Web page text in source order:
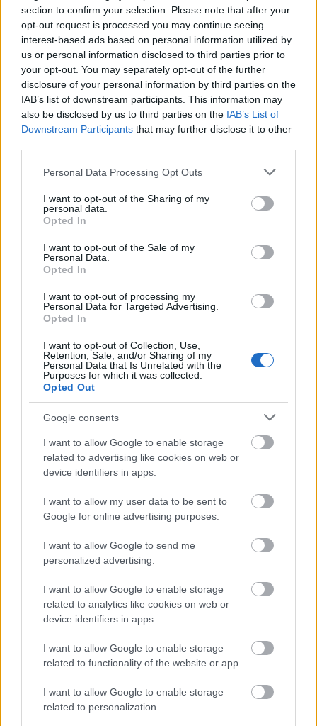
section to confirm your selection. Please note that after your
opt-out request is processed you may continue seeing
interest-based ads based on personal information utilized by
us or personal information disclosed to third parties prior to
your opt-out. You may separately opt-out of the further
disclosure of your personal information by third parties on the
IAB’s list of downstream participants. This information may
also be disclosed by us to third parties on the IAB’s List of
Downstream Participants that may further disclose it to other
Please note that this website/app uses one or more Google
not limited to your visit or usage behaviour. You may click to
grant or deny consent to Google and its third-party tags to
use your data for below specified purposes in below Google
consent section.
Personal Data Processing Opt Outs
I want to opt-out of the Sharing of my
personal data.
Opted In
I want to opt-out of the Sale of my
Personal Data.
Opted In
I want to opt-out of processing my
Personal Data for Targeted Advertising.
Opted In
I want to opt-out of Collection, Use,
Retention, Sale, and/or Sharing of my
Personal Data that Is Unrelated with the
Purposes for which it was collected.
Opted Out
Google consents
I want to allow Google to enable storage
related to advertising like cookies on web or
device identifiers in apps.
I want to allow my user data to be sent to
Google for online advertising purposes.
I want to allow Google to send me
personalized advertising.
I want to allow Google to enable storage
related to analytics like cookies on web or
device identifiers in apps.
I want to allow Google to enable storage
related to functionality of the website or app.
I want to allow Google to enable storage
related to personalization.
dalszövegei nagy szenvedéllyel vallanak a figurák
lelkiállapotáról.Pozsgai Zsoltszövege tökéletesen
illeszkedik az „édes - bús" történethez mely minden
chaplini film jellegzetessége.
A Theatrum ad Flexum előadása
Charlie Chaplin: The Kid címû film alapján
édes-bús musical
Chaplin -Kurucz Róbert
Jacky -
Madame Foyaer -Bertalan Zsuzsa
Ed -Szabó Róbert
Med -Mihályi Károly
McDuft -Muráncsik László
Harry -Segesvári Zsolt
Colbert -Kaszás Kornél
Rendőr -
Marta -
Betty - Weisz Judit
Felügyelő -Schadenberger Péter
Tyukowszky -
Ügyelő/Pincér -Freimann Gábor
Lány -Cseh Dóra
Kisfiú -Tomsics Gergő
Főpincér -Bérci Csaba
Közreműködik: Flex@rt Dance Tánccsoport,
Ujhelyi Imre ált. iskola táncosai, Majoroki Nyugdíjas
Klub,
"Szeretet Fénye" Alapítvány
Koreográfus -
O. Cser Zita
Korrepetítor -Szabó Róbert
Díszlet - Babos Lászlóné Zemplenszky Nóra,